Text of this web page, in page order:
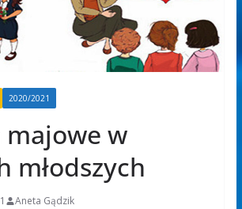
2020/2021
majowe w
młodszych
Aneta Gądzik